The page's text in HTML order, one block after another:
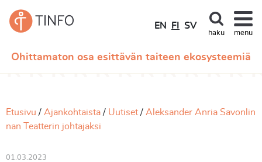
Ohittamaton osa esittävän taiteen ekosysteemiä
EN FI SV
haku menu
Etusivu Ajankohtaista Uutiset
Aleksander Anria Savonlin
nan Teatterin johtajaksi
01.03.2023